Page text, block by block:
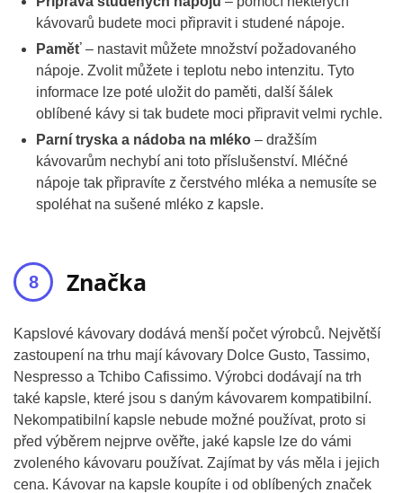
kávovarů budete moci připravit i studené nápoje.
Paměť – nastavit můžete množství požadovaného
nápoje. Zvolit můžete i teplotu nebo intenzitu. Tyto
informace lze poté uložit do paměti, další šálek
oblíbené kávy si tak budete moci připravit velmi rychle.
Parní tryska a nádoba na mléko – dražším
kávovarům nechybí ani toto příslušenství. Mléčné
nápoje tak připravíte z čerstvého mléka a nemusíte se
spoléhat na sušené mléko z kapsle.
Značka
Kapslové kávovary dodává menší počet výrobců. Největší
zastoupení na trhu mají kávovary Dolce Gusto, Tassimo,
Nespresso a Tchibo Cafissimo. Výrobci dodávají na trh
také kapsle, které jsou s daným kávovarem kompatibilní.
Nekompatibilní kapsle nebude možné používat, proto si
před výběrem nejprve ověřte, jaké kapsle lze do vámi
zvoleného kávovaru používat. Zajímat by vás měla i jejich
cena. Kávovar na kapsle koupíte i od oblíbených značek